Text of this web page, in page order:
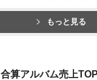
もっと見る
合算アルバム売上